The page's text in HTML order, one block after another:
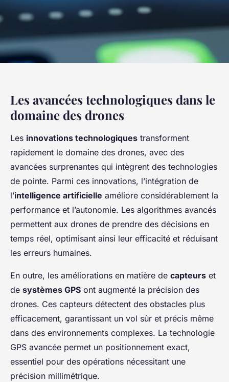
Les avancées technologiques dans le
domaine des drones
Les innovations technologiques transforment
rapidement le domaine des drones, avec des
avancées surprenantes qui intègrent des technologies
de pointe. Parmi ces innovations, l’intégration de
l’intelligence artificielle améliore considérablement la
performance et l’autonomie. Les algorithmes avancés
permettent aux drones de prendre des décisions en
temps réel, optimisant ainsi leur efficacité et réduisant
les erreurs humaines.
En outre, les améliorations en matière de capteurs et
de systèmes GPS ont augmenté la précision des
drones. Ces capteurs détectent des obstacles plus
efficacement, garantissant un vol sûr et précis même
dans des environnements complexes. La technologie
GPS avancée permet un positionnement exact,
essentiel pour des opérations nécessitant une
précision millimétrique.